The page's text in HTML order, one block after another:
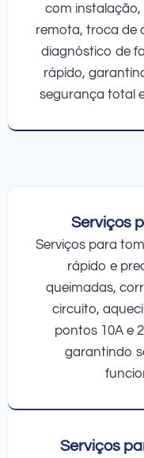
com
remota, troca de
diagnóstico de
rápido,
segurança total
Serviços
Serviços para
rápido e
queimadas,
circuito,
pontos 10A e
garantindo
Serviços